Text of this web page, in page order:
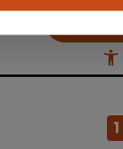
Me
accessibility_new
1